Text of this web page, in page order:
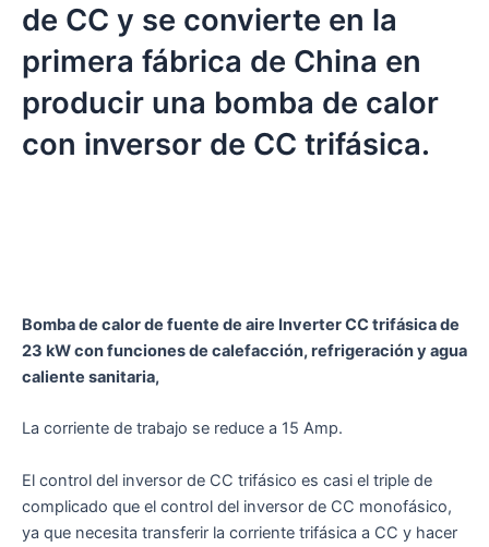
de CC y se convierte en la
primera fábrica de China en
producir una bomba de calor
con inversor de CC trifásica.
Bomba de calor de fuente de aire Inverter CC trifásica de
23 kW con funciones de calefacción, refrigeración y agua
caliente sanitaria,
La corriente de trabajo se reduce a 15 Amp.
El control del inversor de CC trifásico es casi el triple de
complicado que el control del inversor de CC monofásico,
ya que necesita transferir la corriente trifásica a CC y hacer